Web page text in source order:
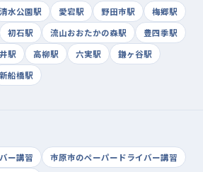
清水公園駅 愛宕駅 野田市駅
梅郷駅
初石駅 流山おおたかの森駅
豊四季駅
駅 高柳駅 六実駅
鎌ヶ谷駅
新船橋駅
ー講習
市原市のペーパードライバー講習